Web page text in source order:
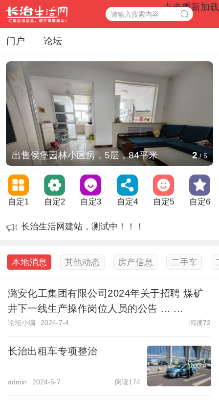
点击重新加载
门户 论坛
出售侯堡园林小区房，5层，84平米 2/5
自定1 自定2 自定3 自定4 自定5 自定6
长治生活网建站，测试中！！！
长治生活网建站，测试中！！！
长治生活网建站，测试中！！！
本地消息 其他动态 房产信息 二手车
潞安化工集团有限公司2024年关于招聘 煤矿
井下一线生产操作岗位人员的公告 ... ...
论坛小编 2024-7-4 阅读72
长治出租车专项整治
admin 2024-5-7 阅读174